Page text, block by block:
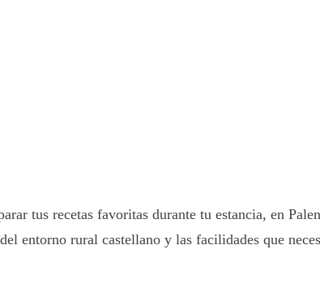
tus recetas favoritas durante tu estancia, en
entorno rural castellano y las facilidades que